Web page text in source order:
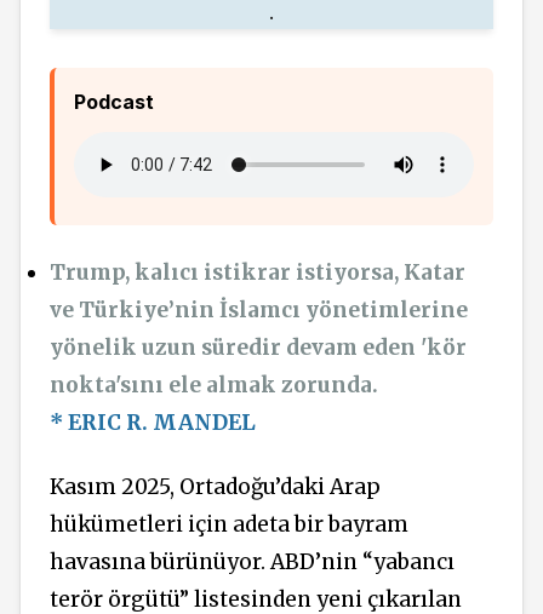
.
Podcast
Trump, kalıcı istikrar istiyorsa, Katar
ve Türkiye’nin İslamcı yönetimlerine
yönelik uzun süredir devam eden 'kör
nokta'sını ele almak zorunda.
* ERIC R. MANDEL
Kasım 2025, Ortadoğu’daki Arap
hükümetleri için adeta bir bayram
havasına bürünüyor. ABD’nin “yabancı
terör örgütü” listesinden yeni çıkarılan